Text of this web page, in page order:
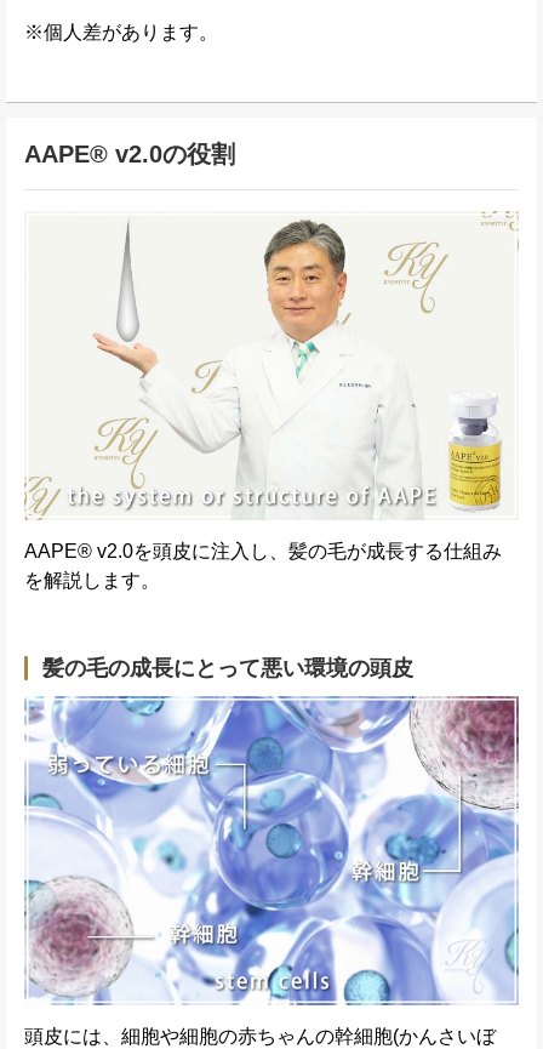
※個人差があります。
AAPE® v2.0の役割
AAPE® v2.0を頭皮に注入し、髪の毛が成長する仕組み
を解説します。
髪の毛の成長にとって悪い環境の頭皮
頭皮には、細胞や細胞の赤ちゃんの幹細胞(かんさいぼ